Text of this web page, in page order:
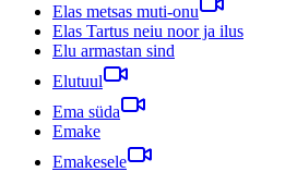
Elas metsas muti-onu
Elas Tartus neiu noor ja ilus
Elu armastan sind
Elutuul
Ema süda
Emake
Emakesele